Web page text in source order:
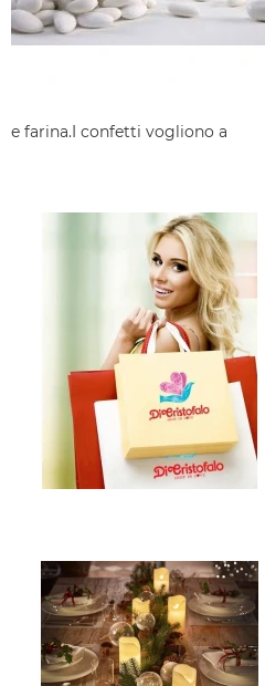
e farina.I confetti vogliono a